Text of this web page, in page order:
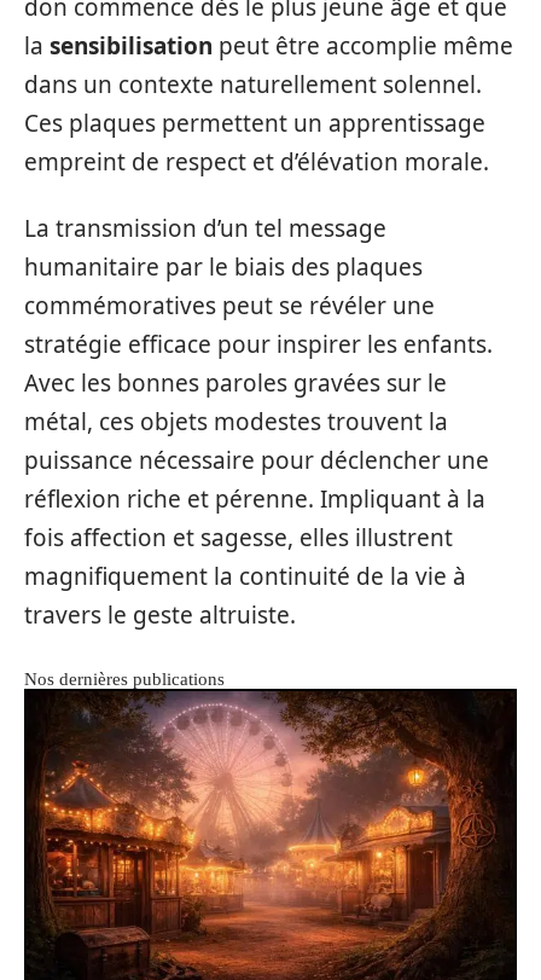
don commence dès le plus jeune âge et que
la sensibilisation peut être accomplie même
dans un contexte naturellement solennel.
Ces plaques permettent un apprentissage
empreint de respect et d’élévation morale.
La transmission d’un tel message
humanitaire par le biais des plaques
commémoratives peut se révéler une
stratégie efficace pour inspirer les enfants.
Avec les bonnes paroles gravées sur le
métal, ces objets modestes trouvent la
puissance nécessaire pour déclencher une
réflexion riche et pérenne. Impliquant à la
fois affection et sagesse, elles illustrent
magnifiquement la continuité de la vie à
travers le geste altruiste.
Nos dernières publications